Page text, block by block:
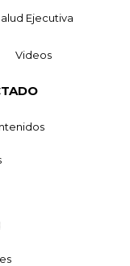
Ejecutiva
Videos